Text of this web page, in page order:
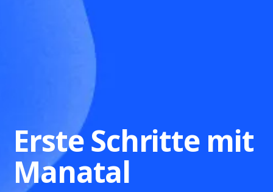
Erste Schritte mit
Manatal